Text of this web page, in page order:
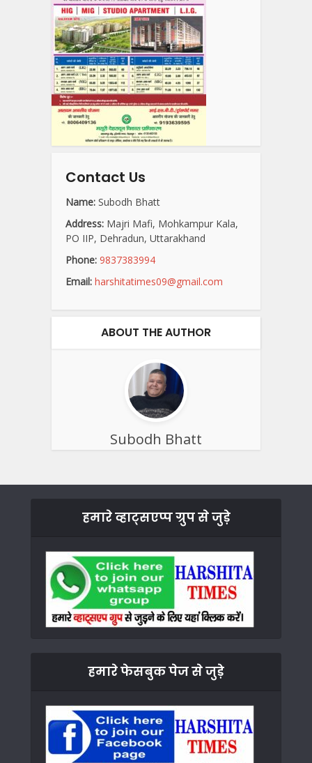
Contact Us
Name: Subodh Bhatt
Address: Majri Mafi, Mohkampur Kala,
PO IIP, Dehradun, Uttarakhand
Phone: 9837383994
Email: harshitatimes09@gmail.com
ABOUT THE AUTHOR
Subodh Bhatt
हमारे व्हाट्सएप्प ग्रुप से जुड़े
हमारे फेसबुक पेज से जुड़े